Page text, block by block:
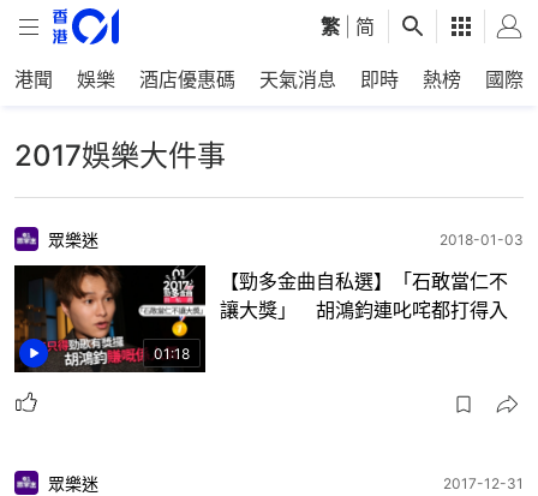
繁 简
港聞 娛樂 酒店優惠碼 天氣消息 即時 熱榜 國際
2017娛樂大件事
01:18
眾樂迷 2018-01-03
【勁多金曲自私選】「石敢當仁不
讓大獎」 胡鴻鈞連叱咤都打得入
眾樂迷 2017-12-31